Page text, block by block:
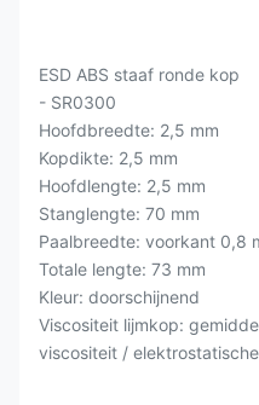
ESD ABS staaf ronde kop
- SR0300
Hoofdbreedte: 2,5 mm
Kopdikte: 2,5 mm
Hoofdlengte: 2,5 mm
Stanglengte: 70 mm
Paalbreedte: voorkant 0,8
Totale lengte: 73 mm
Kleur: doorschijnend
Viscositeit lijmkop:
viscositeit /